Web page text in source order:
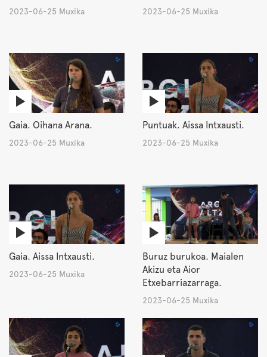
2023-06-25 Muxika 2023-06-25 Muxika
Gaia. Oihana Arana.
2023-06-25 Muxika
Puntuak. Aissa Intxausti.
2023-06-25 Muxika
Gaia. Aissa Intxausti.
2023-06-25 Muxika
Buruz burukoa. Maialen
Akizu eta Aior
Etxebarriazarraga.
2023-06-25 Muxika